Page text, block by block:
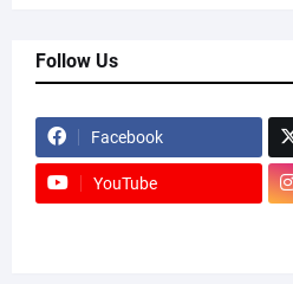
Follow Us
Facebook
YouTube